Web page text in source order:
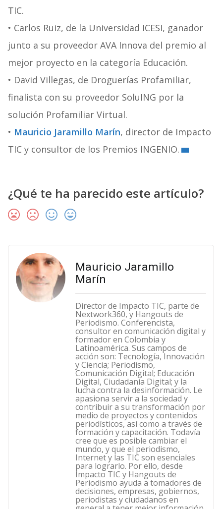
TIC.
• Carlos Ruiz, de la Universidad ICESI, ganador
junto a su proveedor AVA Innova del premio al
mejor proyecto en la categoría Educación.
• David Villegas, de Droguerías Profamiliar,
finalista con su proveedor SoluING por la
solución Profamiliar Virtual.
• Mauricio Jaramillo Marín, director de Impacto
TIC y consultor de los Premios INGENIO.
¿Qué te ha parecido este artículo?
Mauricio Jaramillo
Marín
Director de Impacto TIC, parte de
Nextwork360, y Hangouts de
Periodismo. Conferencista,
consultor en comunicación digital y
formador en Colombia y
Latinoamérica. Sus campos de
acción son: Tecnología, Innovación
y Ciencia; Periodismo,
Comunicación Digital; Educación
Digital, Ciudadanía Digital; y la
lucha contra la desinformación. Le
apasiona servir a la sociedad y
contribuir a su transformación por
medio de proyectos y contenidos
periodísticos, así como a través de
formación y capacitación. Todavía
cree que es posible cambiar el
mundo, y que el periodismo,
Internet y las TIC son esenciales
para lograrlo. Por ello, desde
Impacto TIC y Hangouts de
Periodismo ayuda a tomadores de
decisiones, empresas, gobiernos,
periodistas y ciudadanos en